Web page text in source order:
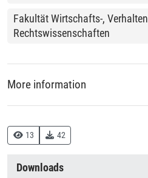
13 42
Downloads
Fakultät Wirtschafts-,
Rechtswissenschaften
More information
330 :: Wirtschaft
Creation Context